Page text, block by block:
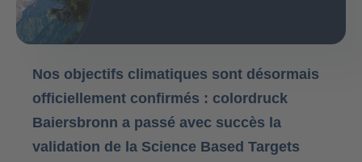
Nos objectifs climatiques sont désormais
officiellement confirmés : colordruck
Baiersbronn a passé avec succès la
validation de la Science Based Targets